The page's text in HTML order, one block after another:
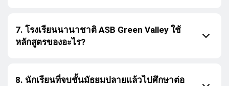
7. โรงเรียนนานาชาติ ASB Green Valley ใช้
หลักสูตรของอะไร?
8. นักเรียนที่จบชั้นมัธยมปลายแล้วไปศึกษาต่อ